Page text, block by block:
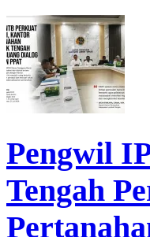
Pengwil
Tengah